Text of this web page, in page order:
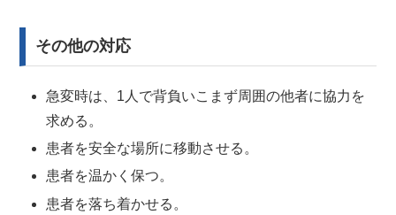
その他の対応
急変時は、1人で背負いこまず周囲の他者に協力を
求める。
患者を安全な場所に移動させる。
患者を温かく保つ。
患者を落ち着かせる。